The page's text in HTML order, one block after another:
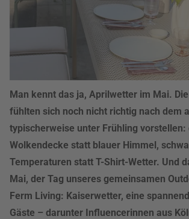
Man kennt das ja, Aprilwetter im Mai.
fühlten sich noch nicht richtig nach dem
typischerweise unter Frühling vorstellen:
Wolkendecke statt blauer Himmel,
Temperaturen statt T-Shirt-Wetter. Und
Mai, der Tag unseres gemeinsamen
Ferm Living: Kaiserwetter, eine
Gäste – darunter Influencerinnen aus